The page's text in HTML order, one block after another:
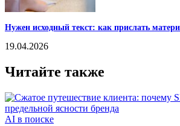
Нужен исходный текст: как прислать
19.04.2026
Читайте также
AI в поиске